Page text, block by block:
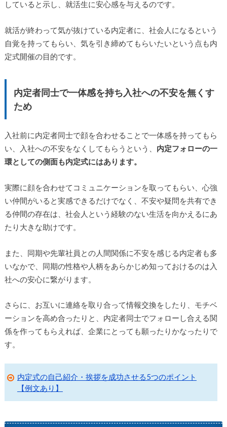
していると示し、就活生に安心感を与えるのです。
就活が終わって気が抜けている内定者に、社会人になるという
自覚を持ってもらい、気を引き締めてもらいたいという点も内
定式開催の目的です。
内定者同士で一体感を持ち入社への不安を無くす
ため
入社前に内定者同士で顔を合わせることで一体感を持ってもら
い、入社への不安をなくしてもらうという、 内定フォローの一
環としての側面も内定式にはあります。
実際に顔を合わせてコミュニケーションを取ってもらい、心強
い仲間がいると実感できるだけでなく、不安や疑問を共有でき
る仲間の存在は、社会人という経験のない生活を向かえるにあ
たり大きな助けです。
また、同期や先輩社員との人間関係に不安を感じる内定者も多
いなかで、同期の性格や人柄をあらかじめ知っておけるのは入
社への安心に繋がります。
さらに、お互いに連絡を取り合って情報交換をしたり、モチベ
ーションを高め合ったりと、内定者同士でフォローし合える関
係を作ってもらえれば、企業にとっても願ったりかなったりで
す。
内定式の自己紹介・挨拶を成功させる5つのポイント
【例文あり】